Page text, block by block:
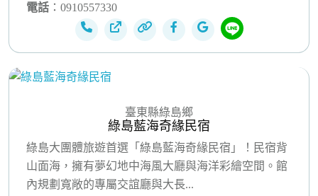
電話 ：0910557330
臺東縣綠島鄉
綠島藍海奇緣民宿
綠島大團體旅遊首選「綠島藍海奇緣民宿」！民宿背
山面海，擁有夢幻地中海風大廳與海洋彩繪空間。館
內規劃寬敞的專屬交誼廳與大長...